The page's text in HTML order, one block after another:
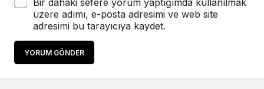
Bir dahaki sefere yorum yaptığımda kullanılmak
üzere adımı, e-posta adresimi ve web site
adresimi bu tarayıcıya kaydet.
YORUM GÖNDER